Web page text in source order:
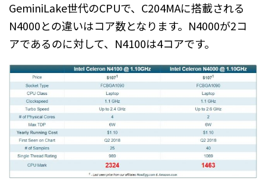
GeminiLake世代のCPUで、C204MAに搭載される
N4000との違いはコア数となります。N4000が2コ
アであるのに対して、N4100は4コアです。